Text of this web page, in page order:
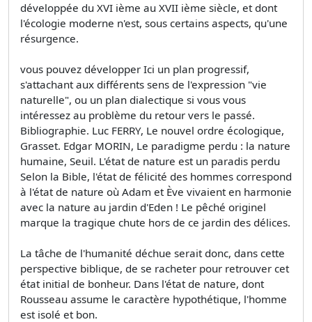
développée du XVI ième au XVII ième siècle, et dont
l'écologie moderne n'est, sous certains aspects, qu'une
résurgence.
vous pouvez développer Ici un plan progressif,
s'attachant aux différents sens de l'expression "vie
naturelle", ou un plan dialectique si vous vous
intéressez au problème du retour vers le passé.
Bibliographie. Luc FERRY, Le nouvel ordre écologique,
Grasset. Edgar MORIN, Le paradigme perdu : la nature
humaine, Seuil. L'état de nature est un paradis perdu
Selon la Bible, l'état de félicité des hommes correspond
à l'état de nature où Adam et Ève vivaient en harmonie
avec la nature au jardin d'Eden ! Le pêché originel
marque la tragique chute hors de ce jardin des délices.
La tâche de l'humanité déchue serait donc, dans cette
perspective biblique, de se racheter pour retrouver cet
état initial de bonheur. Dans l'état de nature, dont
Rousseau assume le caractère hypothétique, l'homme
est isolé et bon.